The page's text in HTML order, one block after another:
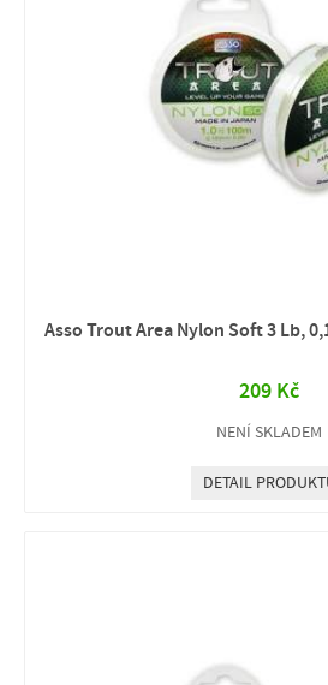
Asso Trout Area Nylon Soft 3 Lb,
209 Kč
NENÍ SKLADEM
DETAIL